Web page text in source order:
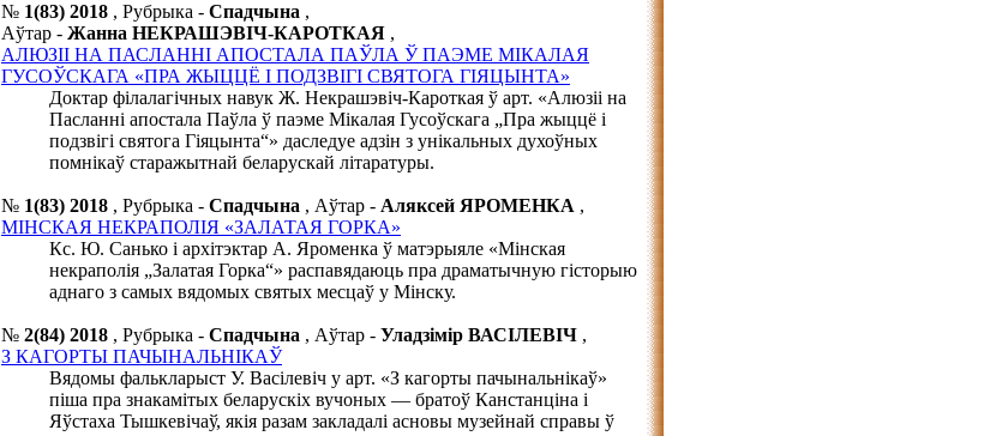
№ 1(83) 2018 , Рубрыка - Спадчына ,
Аўтар - Жанна НЕКРАШЭВІЧ-КАРОТКАЯ ,
АЛЮЗІІ НА ПАСЛАННІ АПОСТАЛА ПАЎЛА Ў ПАЭМЕ МІКАЛАЯ
ГУСОЎСКАГА «ПРА ЖЫЦЦЁ І ПОДЗВІГІ СВЯТОГА ГІЯЦЫНТА»
Доктар філалагічных навук Ж. Некрашэвіч-Кароткая ў арт. «Алюзіі на
Пасланні апостала Паўла ў паэме Мікалая Гусоўскага „Пра жыццё і
подзвігі святога Гіяцынта“» даследуе адзін з унікальных духоўных
помнікаў старажытнай беларускай літаратуры.
№ 1(83) 2018 , Рубрыка - Спадчына , Аўтар - Аляксей ЯРОМЕНКА ,
МІНСКАЯ НЕКРАПОЛІЯ «ЗАЛАТАЯ ГОРКА»
Кс. Ю. Санько і архітэктар А. Яроменка ў матэрыяле «Мінская
некраполія „Залатая Горка“» распавядаюць пра драматычную гісторыю
аднаго з самых вядомых святых месцаў у Мінску.
№ 2(84) 2018 , Рубрыка - Спадчына , Аўтар - Уладзімір ВАСІЛЕВІЧ ,
З КАГОРТЫ ПАЧЫНАЛЬНІКАЎ
Вядомы фалькларыст У. Васілевіч у арт. «З кагорты пачынальнікаў»
піша пра знакамітых беларускіх вучоных — братоў Канстанціна і
Яўстаха Тышкевічаў, якія разам закладалі асновы музейнай справы ў